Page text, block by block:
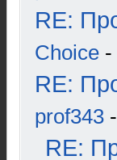
RE:
Choice -
RE:
prof343
RE: